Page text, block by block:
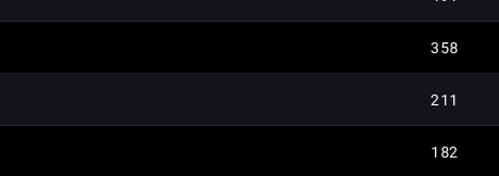
358
211
182